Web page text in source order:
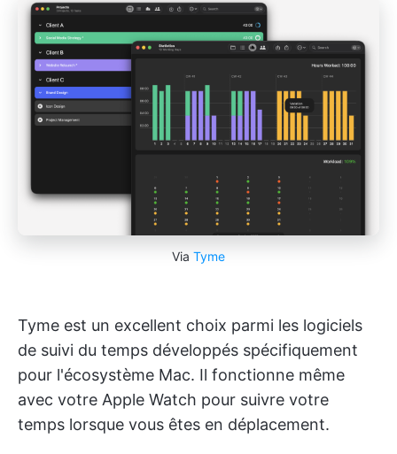
Via Tyme
Tyme est un excellent choix parmi les logiciels
de suivi du temps développés spécifiquement
pour l'écosystème Mac. Il fonctionne même
avec votre Apple Watch pour suivre votre
temps lorsque vous êtes en déplacement.